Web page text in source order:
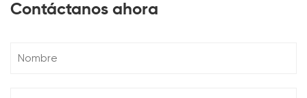
Contáctanos ahora